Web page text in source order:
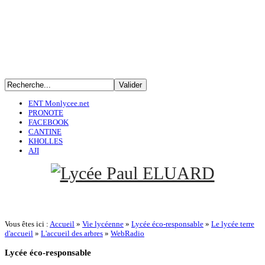
ENT Monlycee.net
PRONOTE
FACEBOOK
CANTINE
KHOLLES
AJI
Vous êtes ici : Accueil » Vie lycéenne » Lycée éco-responsable » Le lycée terre
d'accueil » L'accueil des arbres » WebRadio
Lycée éco-responsable